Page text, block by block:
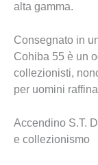
alta gamma.
Consegnato in
Cohiba 55 è un
collezionisti,
per uomini
Accendino S.T.
e collezionismo